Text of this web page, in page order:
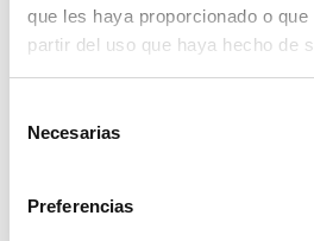
que les haya proporcionado o
partir del uso que haya hecho de
Necesarias
Preferencias
Piel irritada por sudor:
afectadas y qué hacer
El sudor es una función
Aunque...